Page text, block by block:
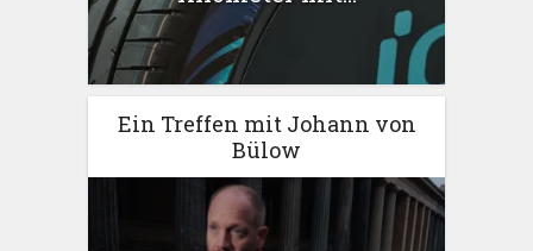
Ein Treffen mit Johann von
Bülow